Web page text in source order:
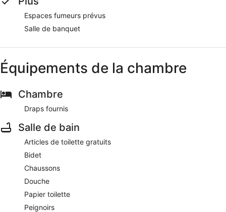
Espaces fumeurs prévus
Salle de banquet
Équipements de la chambre
Chambre
Draps fournis
Salle de bain
Articles de toilette gratuits
Bidet
Chaussons
Douche
Papier toilette
Peignoirs